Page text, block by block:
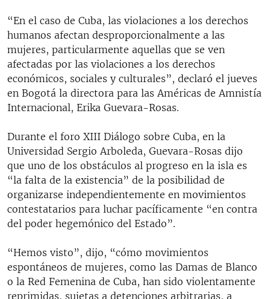
DESINFORMACIÓN RUSA EN AMÉRICA LATINA
LA INVASIÓN DE RUSIA A UCRANIA
“En el caso de Cuba, las violaciones a los derechos
humanos afectan desproporcionalmente a las
mujeres, particularmente aquellas que se ven
afectadas por las violaciones a los derechos
económicos, sociales y culturales”, declaró el jueves
en Bogotá la directora para las Américas de Amnistía
Internacional, Erika Guevara-Rosas.
Durante el foro XIII Diálogo sobre Cuba, en la
Universidad Sergio Arboleda, Guevara-Rosas dijo
que uno de los obstáculos al progreso en la isla es
“la falta de la existencia” de la posibilidad de
organizarse independientemente en movimientos
contestatarios para luchar pacíficamente “en contra
del poder hegemónico del Estado”.
“Hemos visto”, dijo, “cómo movimientos
espontáneos de mujeres, como las Damas de Blanco
o la Red Femenina de Cuba, han sido violentamente
reprimidas, sujetas a detenciones arbitrarias, a